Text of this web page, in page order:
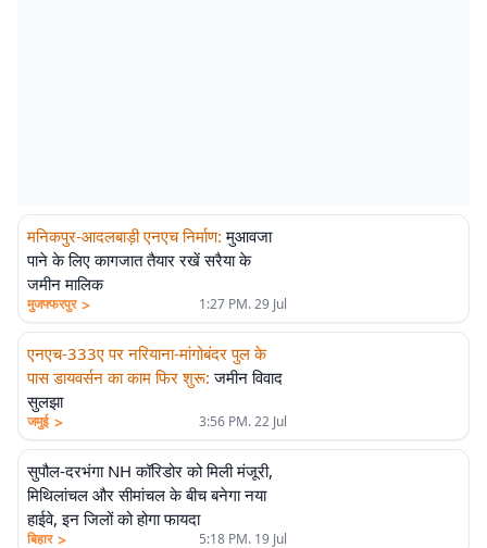
मनिकपुर-आदलबाड़ी एनएच निर्माण: मुआवजा
पाने के लिए कागजात तैयार रखें सरैया के
जमीन मालिक
मुजफ्फरपुर > 1:27 PM. 29 Jul
एनएच-333ए पर नरियाना-मांगोबंदर पुल के
पास डायवर्सन का काम फिर शुरू: जमीन विवाद
सुलझा
जमुई > 3:56 PM. 22 Jul
सुपौल-दरभंगा NH कॉरिडोर को मिली मंजूरी,
मिथिलांचल और सीमांचल के बीच बनेगा नया
हाईवे, इन जिलों को होगा फायदा
बिहार > 5:18 PM. 19 Jul